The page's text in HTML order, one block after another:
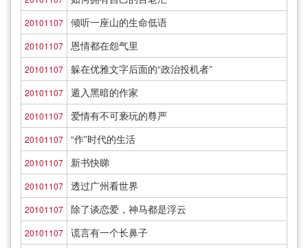
20101107 倾听一座山的生命低语
20101107 恩情都在怨气里
20101107 躲在优雅文字后面的“政治投机者”
20101107 遁入黑暗的作家
20101107 爱情有不可亵玩的尊严
20101107 “作”时代的生活
20101107 新书快睇
20101107 透过广州看世界
20101107 除了谈恋爱，神马都是浮云
20101107 谎言有一个长鼻子